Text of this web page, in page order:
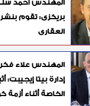
المهندس أحمد
بريكزى: تقوم
العقارى
المهندس علاء
إدارة بيتا إيجيبت:
الخاصة أثناء أزمة